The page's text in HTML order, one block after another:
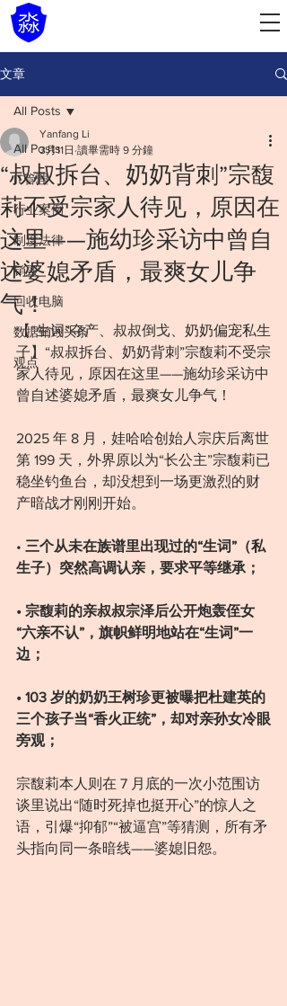
文章
All Posts
IT管理
行业案例
制度法律
销毁
回收电脑
数据销毁头条
观点
All Posts
“叔叔拆台、奶奶背刺”宗馥
莉不受宗家人待见，原因在
这里——施幼珍采访中曾自
述婆媳矛盾，最爽女儿争
气！
Yanfang Li
3月11日 讀畢需時 9 分鐘
【“生词”夺产、叔叔倒戈、奶奶偏宠私生
子】“叔叔拆台、奶奶背刺”宗馥莉不受宗
家人待见，原因在这里——施幼珍采访中
曾自述婆媳矛盾，最爽女儿争气！
2025 年 8 月，娃哈哈创始人宗庆后离世
第 199 天，外界原以为“长公主”宗馥莉已
稳坐钓鱼台，却没想到一场更激烈的财
产暗战才刚刚开始。
• 三个从未在族谱里出现过的“生词”（私
生子）突然高调认亲，要求平等继承；
• 宗馥莉的亲叔叔宗泽后公开炮轰侄女
“六亲不认”，旗帜鲜明地站在“生词”一
边；
• 103 岁的奶奶王树珍更被曝把杜建英的
三个孩子当“香火正统”，却对亲孙女冷眼
旁观；
宗馥莉本人则在 7 月底的一次小范围访
谈里说出“随时死掉也挺开心”的惊人之
语，引爆“抑郁”“被逼宫”等猜测，所有矛
头指向同一条暗线——婆媳旧怨。